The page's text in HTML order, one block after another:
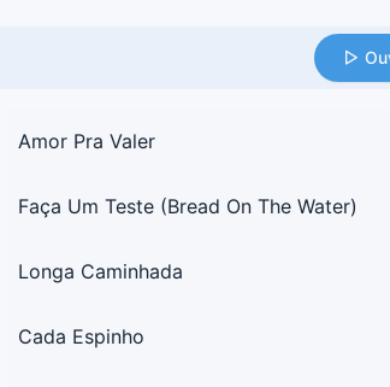
Amor Pra Valer
Faça Um Teste (Bread On The Water)
Longa Caminhada
Cada Espinho